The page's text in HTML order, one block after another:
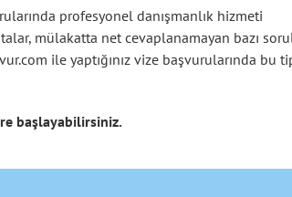
profesyonel danışmanlık hizmeti
mülakatta net cevaplanamayan bazı
ile yaptığınız vize başvurularında bu
başlayabilirsiniz.